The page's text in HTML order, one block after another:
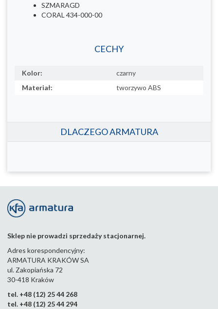
SZMARAGD
CORAL 434-000-00
CECHY
Kolor:
czarny
Materiał:
tworzywo ABS
DLACZEGO ARMATURA
Sklep nie prowadzi sprzedaży stacjonarnej.
Adres korespondencyjny:
ARMATURA KRAKÓW SA
ul. Zakopiańska 72
30-418 Kraków
tel. +48 (12) 25 44 268
tel. +48 (12) 25 44 294